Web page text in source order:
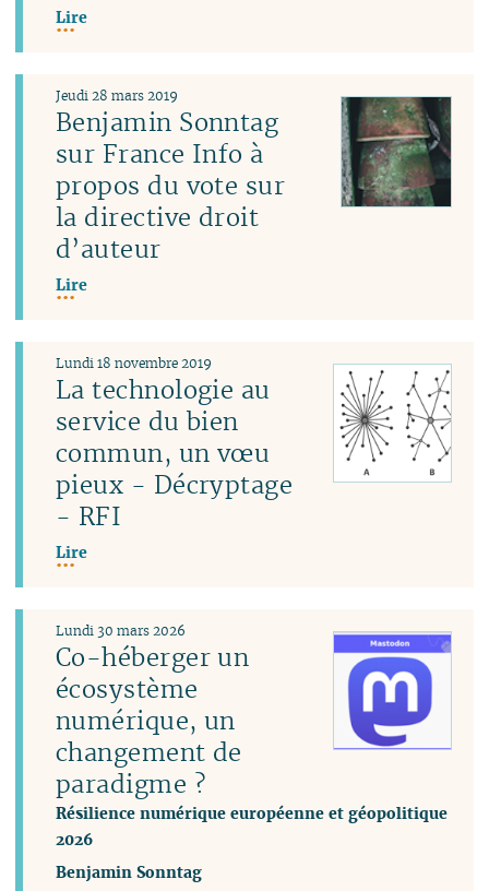
Lire
Benjamin Sonntag
sur France Info à
propos du vote sur
la directive droit
d’auteur
Jeudi 28 mars 2019
Lire
La technologie au
service du bien
commun, un vœu
pieux - Décryptage
- RFI
Lundi 18 novembre 2019
Lire
Co-héberger un
écosystème
numérique, un
changement de
paradigme ?
Résilience numérique européenne et géopolitique
2026
Lundi 30 mars 2026
Benjamin Sonntag